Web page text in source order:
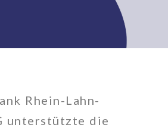
Rhein-Lahn-
unterstützte die